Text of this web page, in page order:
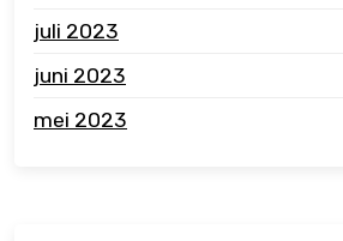
juli 2023
juni 2023
mei 2023